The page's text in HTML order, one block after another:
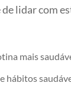
lidar com
mais
hábitos